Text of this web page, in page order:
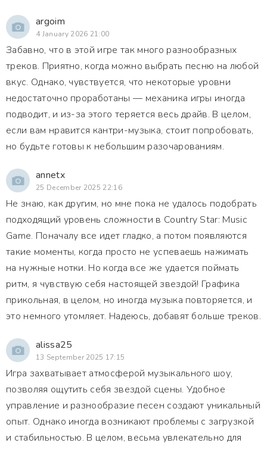
argoim
4 January 2026 21:00
Забавно, что в этой игре так много разнообразных
треков. Приятно, когда можно выбрать песню на любой
вкус. Однако, чувствуется, что некоторые уровни
недостаточно проработаны — механика игры иногда
подводит, и из-за этого теряется весь драйв. В целом,
если вам нравится кантри-музыка, стоит попробовать,
но будьте готовы к небольшим разочарованиям.
annetx
25 December 2025 22:16
Не знаю, как другим, но мне пока не удалось подобрать
подходящий уровень сложности в Country Star: Music
Game. Поначалу все идет гладко, а потом появляются
такие моменты, когда просто не успеваешь нажимать
на нужные нотки. Но когда все же удается поймать
ритм, я чувствую себя настоящей звездой! Графика
прикольная, в целом, но иногда музыка повторяется, и
это немного утомляет. Надеюсь, добавят больше треков.
alissa25
13 September 2025 17:15
Игра захватывает атмосферой музыкального шоу,
позволяя ощутить себя звездой сцены. Удобное
управление и разнообразие песен создают уникальный
опыт. Однако иногда возникают проблемы с загрузкой
и стабильностью. В целом, весьма увлекательно для